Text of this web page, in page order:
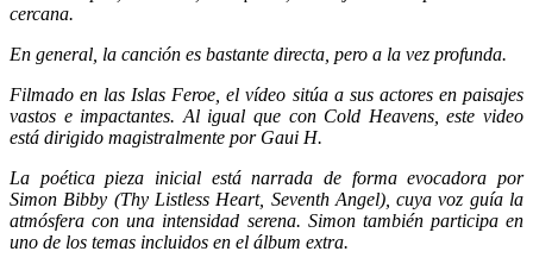
cercana.
En general, la canción es bastante directa, pero a la vez profunda.
Filmado en las Islas Feroe, el vídeo sitúa a sus actores en paisajes
vastos e impactantes. Al igual que con Cold Heavens, este video
está dirigido magistralmente por Gaui H.
La poética pieza inicial está narrada de forma evocadora por
Simon Bibby (Thy Listless Heart, Seventh Angel), cuya voz guía la
atmósfera con una intensidad serena. Simon también participa en
uno de los temas incluidos en el álbum extra.